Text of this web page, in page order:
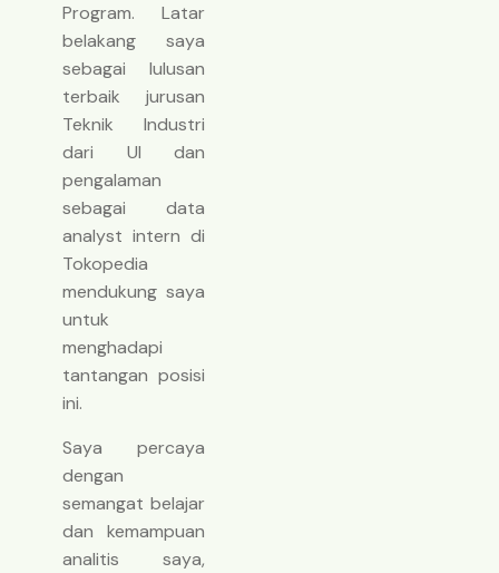
Program. Latar
belakang saya
sebagai lulusan
terbaik jurusan
Teknik Industri
dari UI dan
pengalaman
sebagai data
analyst intern di
Tokopedia
mendukung saya
untuk
menghadapi
tantangan posisi
ini.
Saya percaya
dengan
semangat belajar
dan kemampuan
analitis saya,